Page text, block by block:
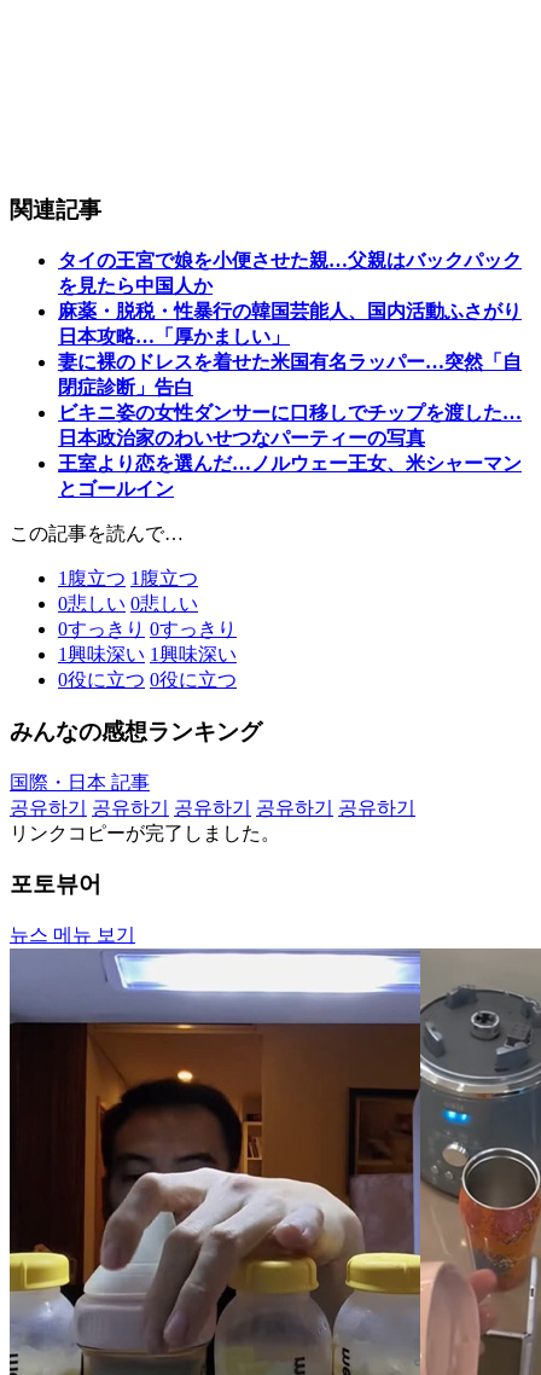
関連記事
タイの王宮で娘を小便させた親…父親はバックパック
を見たら中国人か
麻薬・脱税・性暴行の韓国芸能人、国内活動ふさがり
日本攻略…「厚かましい」
妻に裸のドレスを着せた米国有名ラッパー…突然「自
閉症診断」告白
ビキニ姿の女性ダンサーに口移しでチップを渡した…
日本政治家のわいせつなパーティーの写真
王室より恋を選んだ…ノルウェー王女、米シャーマン
とゴールイン
この記事を読んで…
1 腹立つ 1 腹立つ
0悲しい 0悲しい
0すっきり 0すっきり
1興味深い 1興味深い
0役に立つ 0役に立つ
みんなの感想ランキング
国際・日本 記事
공유하기
공유하기 공유하기 공유하기
공유하기
リンクコピーが完了しました。
포토뷰어
뉴스 메뉴 보기